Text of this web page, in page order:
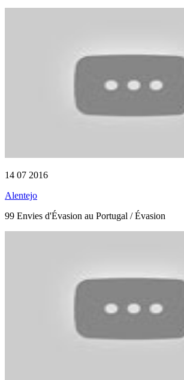
14 07 2016
Alentejo
99 Envies d'Évasion au Portugal / Évasion